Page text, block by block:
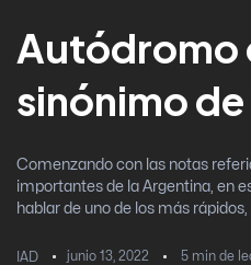
Autódromo
sinónimo
Comenzando con las notas
importantes de la Argentina, en
hablar de uno de los más
IAD junio 13, 2022 5 min de